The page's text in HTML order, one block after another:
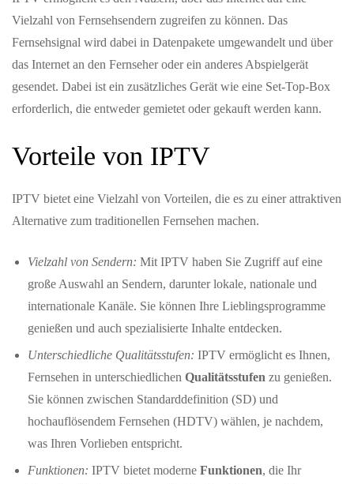
Vielzahl von Fernsehsendern zugreifen zu können. Das
Fernsehsignal wird dabei in Datenpakete umgewandelt und über
das Internet an den Fernseher oder ein anderes Abspielgerät
gesendet. Dabei ist ein zusätzliches Gerät wie eine Set-Top-Box
erforderlich, die entweder gemietet oder gekauft werden kann.
Vorteile von IPTV
IPTV bietet eine Vielzahl von Vorteilen, die es zu einer attraktiven
Alternative zum traditionellen Fernsehen machen.
Vielzahl von Sendern: Mit IPTV haben Sie Zugriff auf eine
große Auswahl an Sendern, darunter lokale, nationale und
internationale Kanäle. Sie können Ihre Lieblingsprogramme
genießen und auch spezialisierte Inhalte entdecken.
Unterschiedliche Qualitätsstufen: IPTV ermöglicht es Ihnen,
Fernsehen in unterschiedlichen Qualitätsstufen zu genießen.
Sie können zwischen Standarddefinition (SD) und
hochauflösendem Fernsehen (HDTV) wählen, je nachdem,
was Ihren Vorlieben entspricht.
Funktionen: IPTV bietet moderne Funktionen, die Ihr